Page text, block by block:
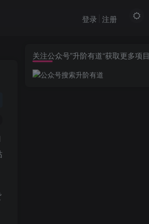
登录 注册
关注公众号”升阶有道“获取更多项目